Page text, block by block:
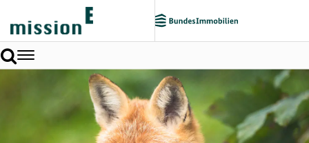
Toggle
navigation